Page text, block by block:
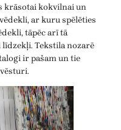
krāsotai kokvilnai un
ar kuru spēlēties
tāpēc arī tā
Tekstila nozarē
ir pašam un tie